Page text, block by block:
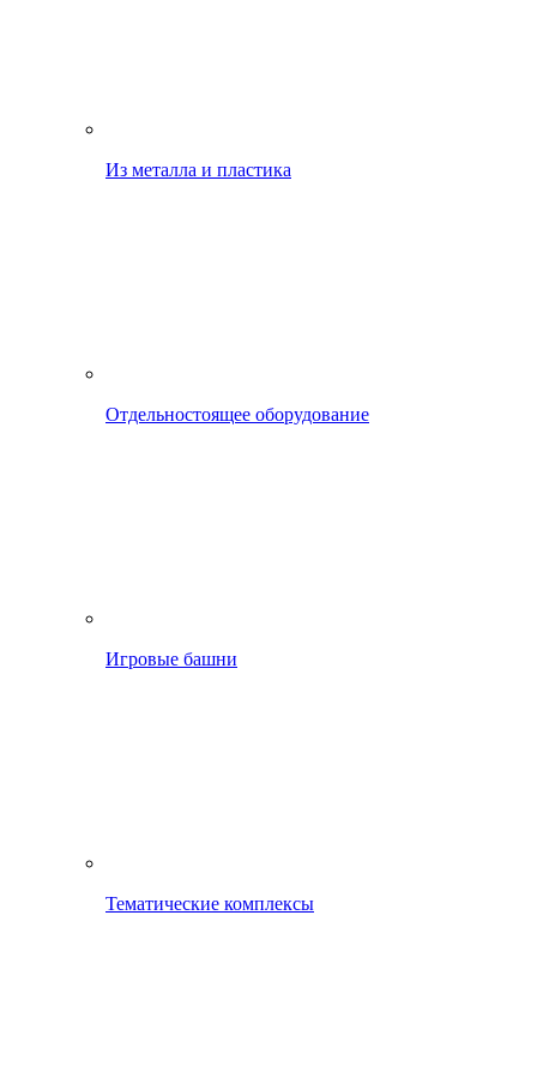
Из металла и пластика
Отдельностоящее оборудование
Игровые башни
Тематические комплексы